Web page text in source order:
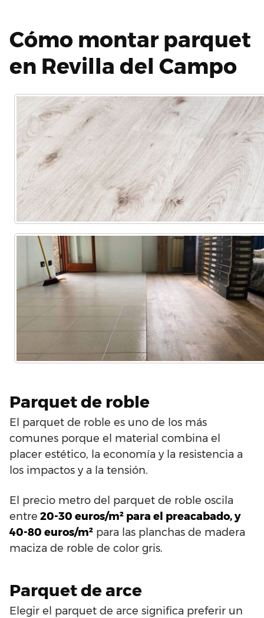
Cómo montar parquet
en Revilla del Campo
Parquet de roble
El parquet de roble es uno de los más
comunes porque el material combina el
placer estético, la economía y la resistencia a
los impactos y a la tensión.
El precio metro del parquet de roble oscila
entre 20-30 euros/m² para el preacabado, y
40-80 euros/m² para las planchas de madera
maciza de roble de color gris.
Parquet de arce
Elegir el parquet de arce significa preferir un